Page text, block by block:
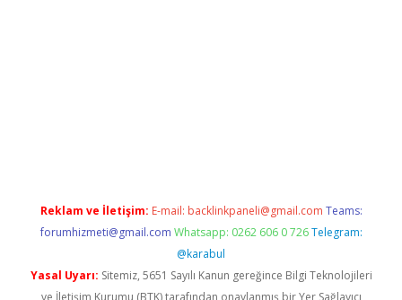
Reklam ve İletişim: E-mail: backlinkpaneli@gmail.com Teams:
forumhizmeti@gmail.com Whatsapp: 0262 606 0 726 Telegram:
@karabul
Yasal Uyarı: Sitemiz, 5651 Sayılı Kanun gereğince Bilgi Teknolojileri
ve İletişim Kurumu (BTK) tarafından onaylanmış bir Yer Sağlayıcı